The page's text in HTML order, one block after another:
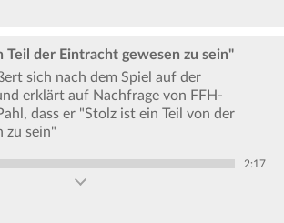
Teil der Eintracht gewesen zu sein"
sich nach dem Spiel auf der
erklärt auf Nachfrage von FFH-
dass er "Stolz ist ein Teil von der
zu sein"
2:17